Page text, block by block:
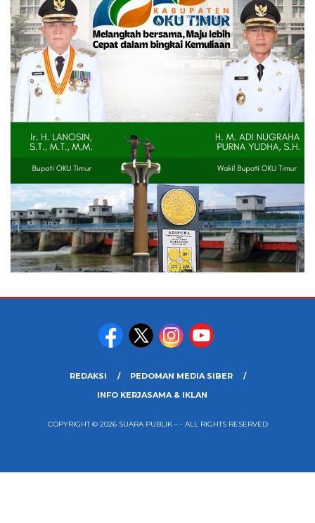
REDAKSI
PEDOMAN MEDIA SIBER
INFO KERJASAMA & IKLAN
COPYRIGHT © 2026 SUARA PUBLIK – - ALL RIGHTS RESERVED